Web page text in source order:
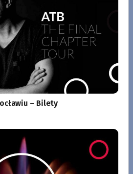
– Bilety